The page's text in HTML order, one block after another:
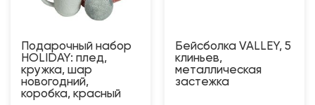
Подарочный набор
HOLIDAY: плед,
кружка, шар
новогодний,
коробка, красный
Бейсболка VALLEY, 5
клиньев,
металлическая
застежка